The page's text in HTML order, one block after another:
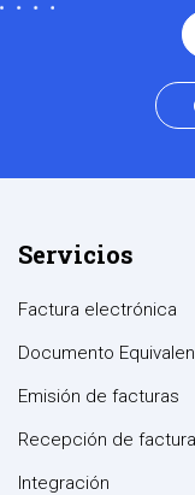
Servicios
Factura electrónica
Documento
Emisión de facturas
Recepción de
Integración